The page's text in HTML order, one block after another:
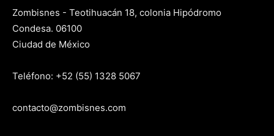
Zombisnes - Teotihuacán 18, colonia Hipódromo
Condesa. 06100
Ciudad de México
Teléfono: +52 (55) 1328 5067
contacto@zombisnes.com